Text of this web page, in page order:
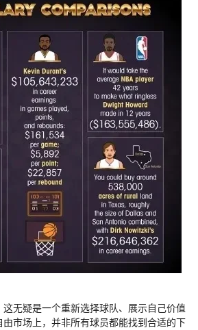
无疑是一个重新选择球队、展示自己价值
市场上，并非所有球员都能找到合适的下